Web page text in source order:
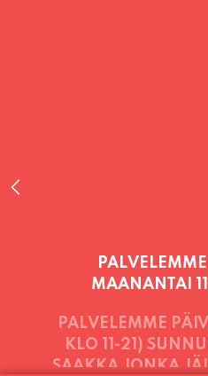
MAANANTAI
PALVELEMME
KLO 11-21)
SAAKKA JONKA